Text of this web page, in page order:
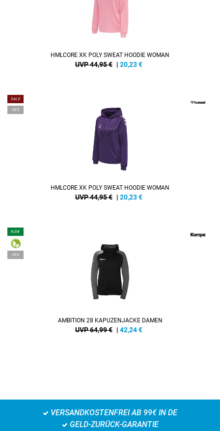
HMLCORE XK POLY SWEAT HOODIE WOMAN
UVP 44,95 € | 20,23€
SALE
-55%
HMLCORE XK POLY SWEAT HOODIE WOMAN
UVP 44,95 € | 20,23€
NEW
-35%
AMBITION 28 KAPUZENJACKE DAMEN
UVP 64,99 € | 42,24€
VERSANDKOSTENFREI AB 99€ IN DE
GELD-ZURÜCK-GARANTIE